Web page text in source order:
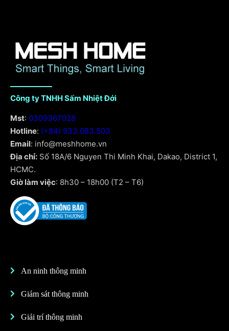
Công ty TNHH Sấm Nhiệt Đới
Mst: 0309367028
Hotline: (+84) 933.083.503
Email: info@meshhome.vn
Địa chỉ: Số 18A/6 Nguyen Thi Minh Khai, Dakao, District 1,
HCMC.
Giờ làm việc: 8h30 – 18h00 (T2 – T6)
An ninh thông minh
Giám sát thông minh
Giải trí thông minh